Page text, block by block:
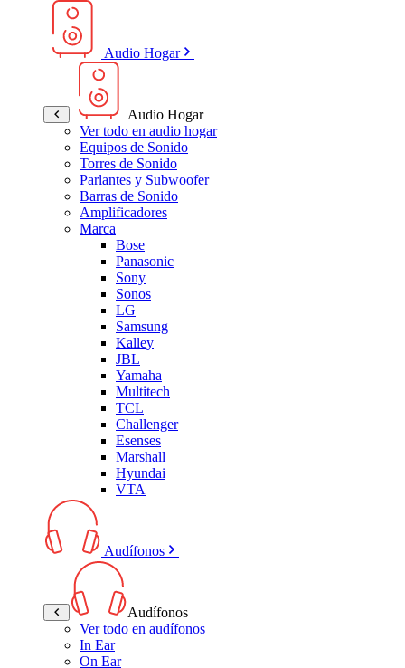
Audio Hogar
Audio Hogar
Ver todo en audio hogar
Equipos de Sonido
Torres de Sonido
Parlantes y Subwoofer
Barras de Sonido
Amplificadores
Marca
Bose
Panasonic
Sony
Sonos
LG
Samsung
Kalley
JBL
Yamaha
Multitech
TCL
Challenger
Esenses
Marshall
Hyundai
VTA
Audífonos
Audífonos
Ver todo en audífonos
In Ear
On Ear